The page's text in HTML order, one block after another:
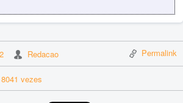
Redacao Permalink
vezes